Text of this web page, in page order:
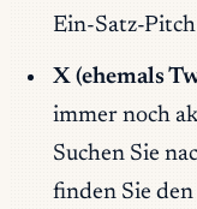
Ein-Satz-
X (ehemals
immer noch
Suchen Sie
finden Sie